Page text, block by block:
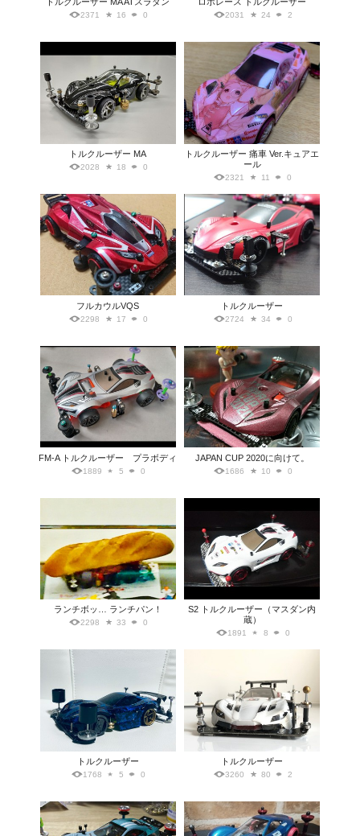
2371 16 0 2031 24 2
トルクルーザー MA
2028 18 0
トルクルーザー 痛車 Ver.キュアエ
ール
2321 11 0
フルカウルVQS
2298 17 0
トルクルーザー
2724 34 0
FM-A トルクルーザー プラボディ
1889 5 0
JAPAN CUP 2020に向けて。
1686 10 0
ランチボッ… ランチパン！
2298 33 0
S2 トルクルーザー（マスダン内
蔵）
1891 8 0
トルクルーザー
1768 5 0
トルクルーザー
3260 80 2